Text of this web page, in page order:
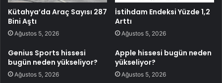
Kütahya’da Araç Sayısı 287
Bini Aştı
Ağustos 5, 2026
İstihdam Endeksi Yüzde 1,2
Arttı
Ağustos 5, 2026
Genius Sports hissesi
bugün neden yükseliyor?
Ağustos 5, 2026
Apple hissesi bugün neden
yükseliyor?
Ağustos 5, 2026